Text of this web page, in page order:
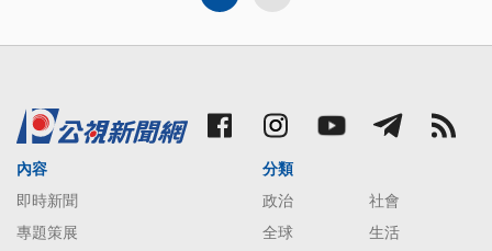
內容
即時新聞
專題策展
分類
政治
社會
全球
生活